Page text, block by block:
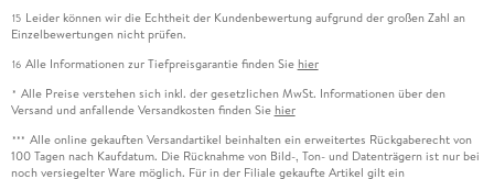
15 Leider können wir die Echtheit der Kundenbewertung aufgrund der großen Zahl an
Einzelbewertungen nicht prüfen.
16 Alle Informationen zur Tiefpreisgarantie finden Sie hier
* Alle Preise verstehen sich inkl. der gesetzlichen MwSt. Informationen über den
Versand und anfallende Versandkosten finden Sie hier
*** Alle online gekauften Versandartikel beinhalten ein erweitertes Rückgaberecht von
100 Tagen nach Kaufdatum. Die Rücknahme von Bild-, Ton- und Datenträgern ist nur bei
noch versiegelter Ware möglich. Für in der Filiale gekaufte Artikel gilt ein